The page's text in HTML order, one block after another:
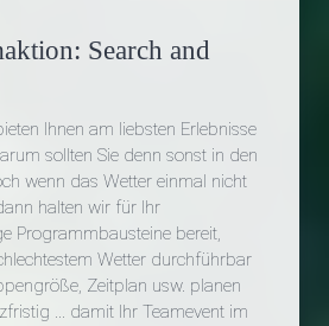
Search and
Ihnen am liebsten Erlebnisse
sollten Sie denn sonst in den
wenn das Wetter einmal nicht
halten wir für Ihr
Programmbausteine bereit,
Wetter durchführbar
Zeitplan usw. planen
... damit Ihr Teamevent im